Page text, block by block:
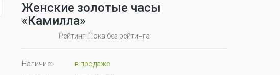
Женские золотые часы
«Камилла»
Рейтинг: Пока без рейтинга
Наличие:
в продаже